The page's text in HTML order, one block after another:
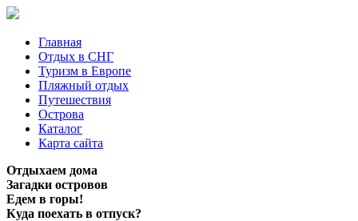
Главная
Отдых в СНГ
Туризм в Европе
Пляжный отдых
Путешествия
Острова
Каталог
Карта сайта
Отдыхаем дома
Загадки островов
Едем в горы!
Куда поехать в отпуск?